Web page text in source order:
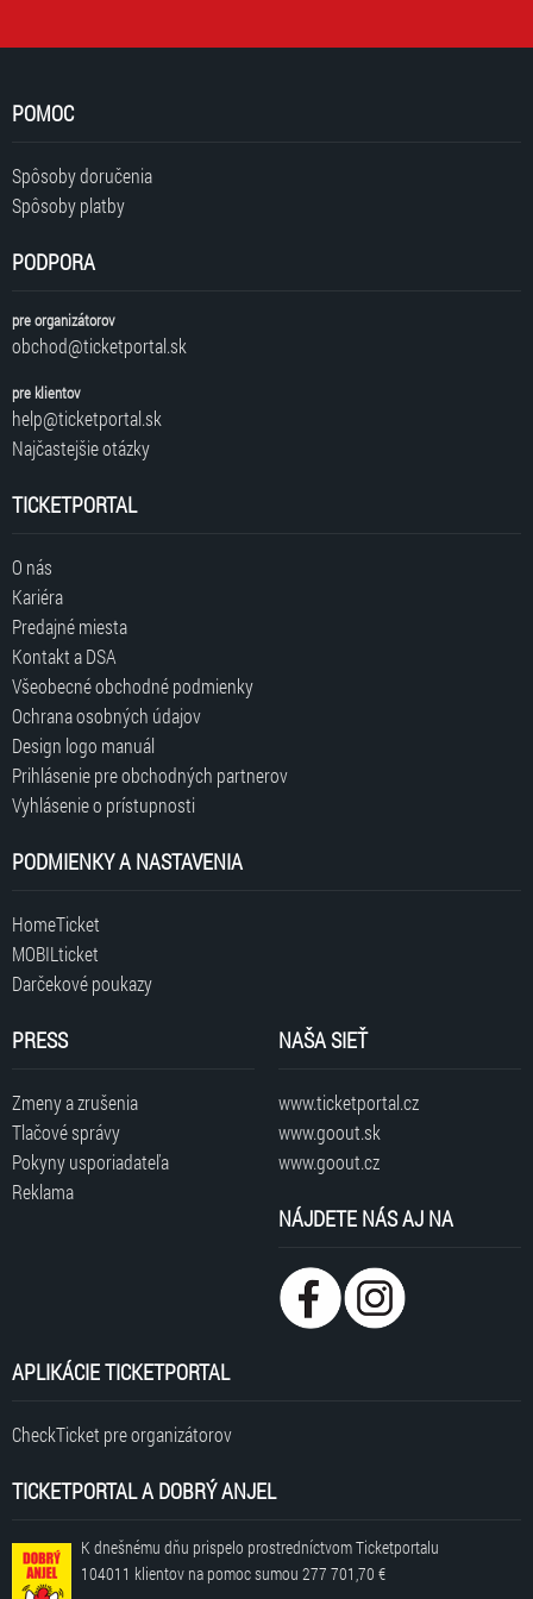
POMOC
Spôsoby doručenia
Spôsoby platby
PODPORA
pre organizátorov
obchod@ticketportal.sk
pre klientov
help@ticketportal.sk
Najčastejšie otázky
TICKETPORTAL
O nás
Kariéra
Predajné miesta
Kontakt a DSA
Všeobecné obchodné podmienky
Ochrana osobných údajov
Design logo manuál
Prihlásenie pre obchodných partnerov
Vyhlásenie o prístupnosti
PODMIENKY A NASTAVENIA
HomeTicket
MOBILticket
Darčekové poukazy
PRESS
Zmeny a zrušenia
Tlačové správy
Pokyny usporiadateľa
Reklama
NAŠA SIEŤ
www.ticketportal.cz
www.goout.sk
www.goout.cz
NÁJDETE NÁS AJ NA
APLIKÁCIE TICKETPORTAL
CheckTicket pre organizátorov
TICKETPORTAL A DOBRÝ ANJEL
K dnešnému dňu prispelo prostredníctvom Ticketportalu
104011 klientov na pomoc sumou 277 701,70 €